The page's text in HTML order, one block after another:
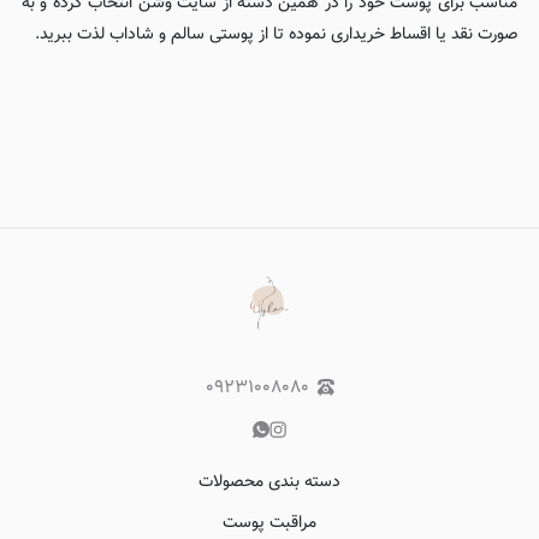
صورت نقد یا اقساط خریداری نموده تا از پوستی سالم و شاداب لذت ببرید.
۰۹۲۳۱۰۰۸۰۸۰
دسته بندی محصولات
مراقبت پوست